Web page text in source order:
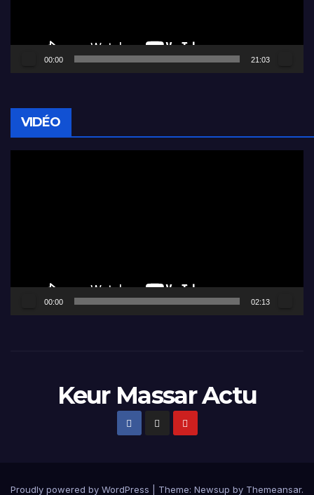
00:00 21:03
VIDÉO
00:00 02:13
Keur Massar Actu
Proudly powered by WordPress Theme: Newsup by Themeansar.